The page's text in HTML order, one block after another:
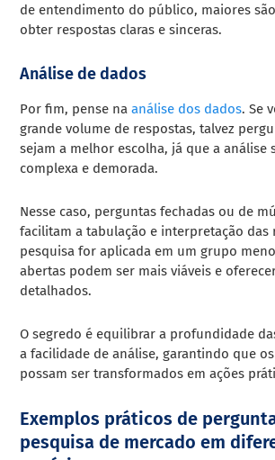
de entendimento do público, maiores
obter respostas claras e sinceras.
Análise de dados
Por fim, pense naanálise dos dados. Se
grande volume de respostas, talvez
sejam a melhor escolha, já que a análise
complexa e demorada.
Nesse caso, perguntas fechadas ou de
facilitam a tabulação e interpretação das
pesquisa for aplicada em um grupo
abertas podem ser mais viáveis e
detalhados.
O segredo é equilibrar a profundidade
a facilidade de análise, garantindo que
possam ser transformados em ações
Exemplos práticos de
pesquisa de mercado em